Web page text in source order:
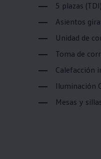
5 plazas
Asientos
Unidad de
Toma de
Calefacción
Iluminación
Mesas y